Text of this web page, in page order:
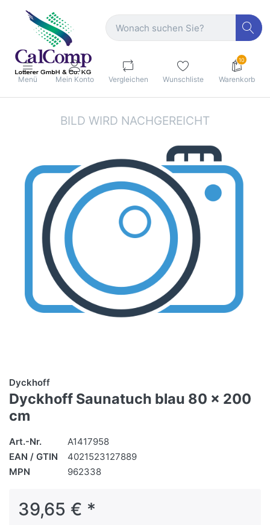
Menü Mein Konto Vergleichen Wunschliste
10
Warenkorb
Dyckhoff
Dyckhoff Saunatuch blau 80 x 200
cm
Art.-Nr.
A1417958
EAN / GTIN
4021523127889
MPN
962338
39,65 € *